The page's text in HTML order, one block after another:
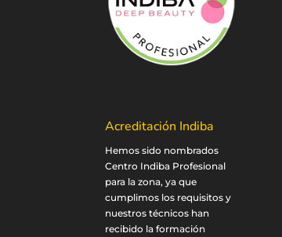
Acreditación Indiba
Hemos sido nombrados
Centro Indiba Profesional
para la zona, ya que
cumplimos los requisitos y
nuestros técnicos han
recibido la formación